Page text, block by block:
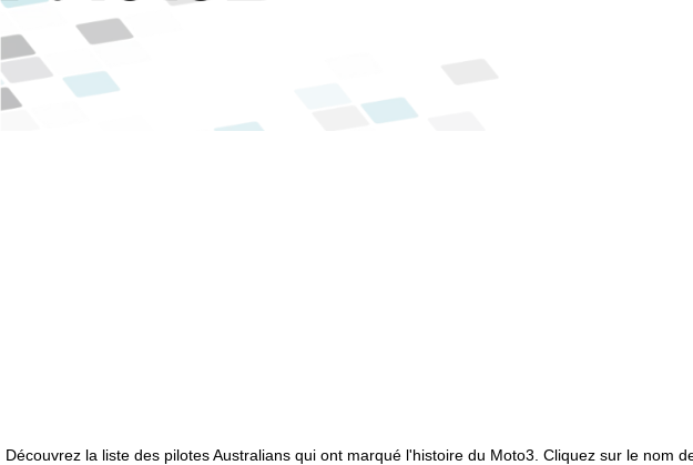
Découvrez la liste des pilotes Australians qui ont marqué l'histoire du Moto3. Cliquez sur le nom